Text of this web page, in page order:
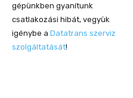
gépünkben gyanítunk
csatlakozási hibát, vegyük
igénybe a Datatrans szerviz
szolgáltatását!